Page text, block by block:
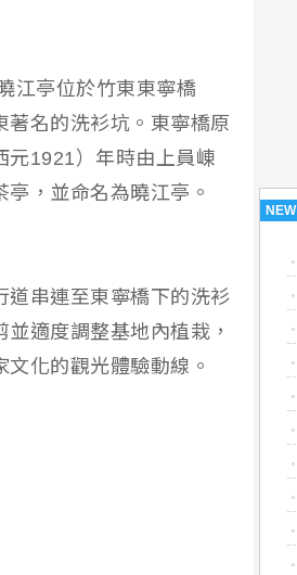
NEW
江亭位於竹東東寧橋
著名的洗衫坑。東寧橋原
元1921）年時由上員崠
，並命名為曉江亭。
道串連至東寧橋下的洗衫
適度調整基地內植栽，
化的觀光體驗動線。